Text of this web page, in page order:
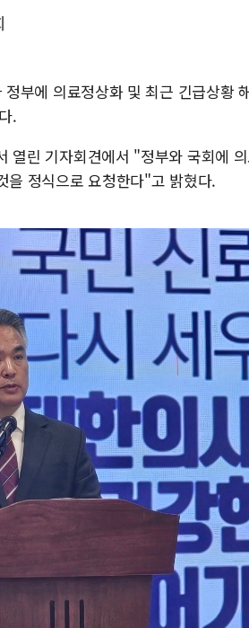
강원도 폭염특
[코인 시황]
부에 의료정상화 및 최근 긴급상황
.
열린 기자회견에서 "정부와 국회에
을 정식으로 요청한다"고 밝혔다.